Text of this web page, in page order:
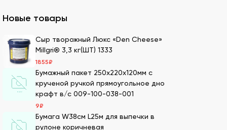
оптовой партией в нашей компании.
20-летний опыт в этой сфере, поэтому
Новые товары
Сыр творожный Люкс «Den Cheese»
Millgri® 3,3 кг(ШТ) 1333
1855₽
Бумажный пакет 250х220х120мм с
крученой ручкой прямоугольное дно
крафт в/с 009-100-038-001
9₽
Бумага W38см L25м для выпечки в
рулоне коричневая